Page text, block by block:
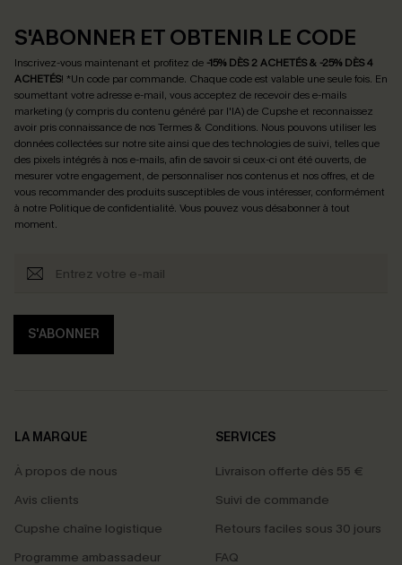
S'ABONNER ET OBTENIR LE CODE
Inscrivez-vous maintenant et profitez de -15% DÈS 2 ACHETÉS & -25% DÈS 4
ACHETÉS! *Un code par commande. Chaque code est valable une seule fois. En
soumettant votre adresse e-mail, vous acceptez de recevoir des e-mails
marketing (y compris du contenu généré par l'IA) de Cupshe et reconnaissez
avoir pris connaissance de nosTermes & Conditions. Nous pouvons utiliser les
données collectées sur notre site ainsi que des technologies de suivi, telles que
des pixels intégrés à nos e-mails, afin de savoir si ceux-ci ont été ouverts, de
mesurer votre engagement, de personnaliser nos contenus et nos offres, et de
vous recommander des produits susceptibles de vous intéresser, conformément
à notre Politique de confidentialité. Vous pouvez vous désabonner à tout
moment.
S'ABONNER
LA MARQUE
À propos de nous
Avis clients
Cupshe chaîne logistique
Programme ambassadeur
SERVICES
Livraison offerte dès 55 €
Suivi de commande
Retours faciles sous 30 jours
FAQ